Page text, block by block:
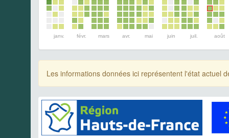
janv. févr. mars avr. mai juin juil. août
Les informations données ici représentent l'état actuel